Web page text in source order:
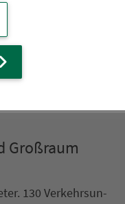
Groß­raum
130 Ver­kehrs­un­